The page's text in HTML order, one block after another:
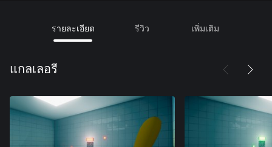
รายละเอียด รีวิว เพิ่มเติม
แกลเลอรี